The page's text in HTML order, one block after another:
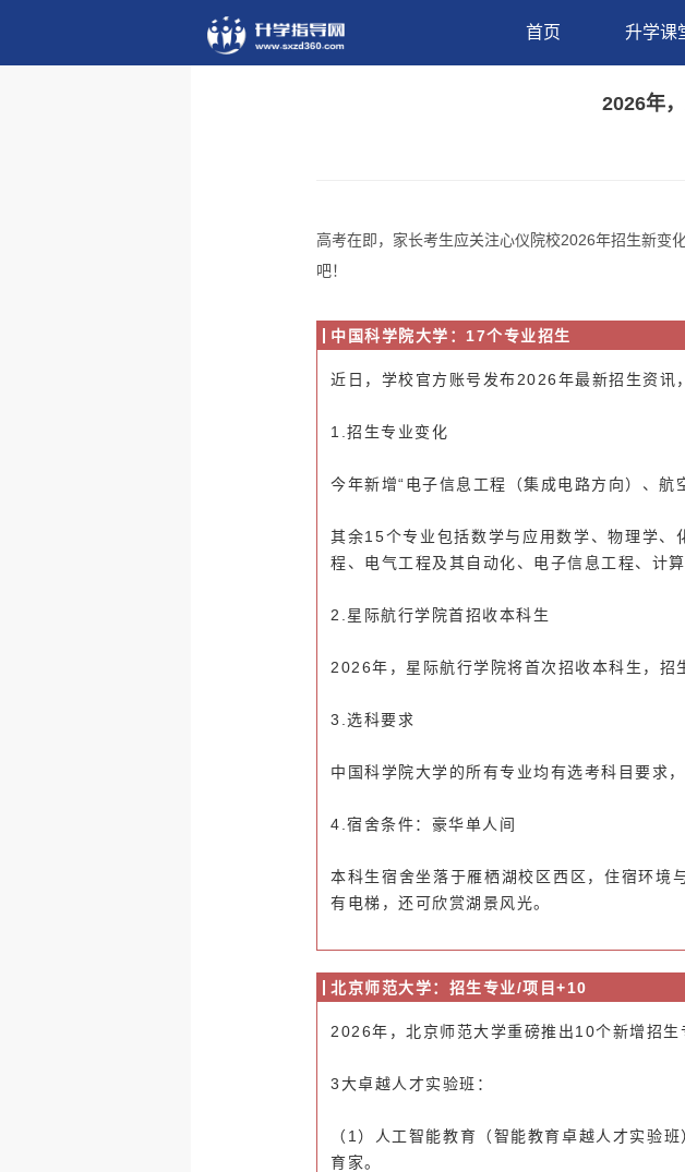
首页 升学课
2026年
高考在即，家长考生应关注心仪院校2026年招生新变
吧！
中国科学院大学：17个专业招生
近日，学校官方账号发布2026年最新招生资讯
1.招生专业变化
今年新增“ 电子信息工程（集成电路方向）、 航
其余15个专业包括数学与应用数学、物理学、
程、电气工程及其自动化、电子信息工程、计
2. 星际航行学院首招收本科生
2026年，星际航行学院将首次招收本科生，招
3.选科要求
中国科学院大学的所有专业均有选考科目要求，
4.宿舍条件：豪华单人间
本科生宿舍坐落于雁栖湖校区西区，住宿环境
有电梯，还可欣赏湖景风光。
北京师范大学：招生专业/项目+10
2026年，北京师范大学重磅推出10个新增招生
3大卓越人才实验班：
（1）人工智能教育（智能教育卓越人才实验
育家。